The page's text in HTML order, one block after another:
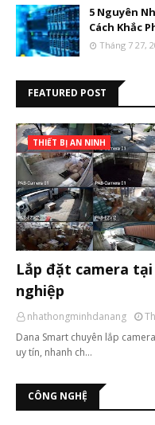
5 Nguyên
Cách Khắc
Tháng 7 27,
FEATURED POST
THIẾT BỊ AN NINH
Lắp đặt camera
nghiệp
nhathongminhdanang
Dana Smart chuyên lắp
uy tín, nhanh ch…
CÔNG NGHỆ